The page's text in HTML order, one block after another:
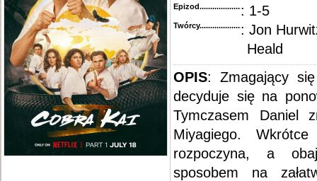
Epizod............................................
: 1-5
Twórcy...........................................
: Jon
Heald
OPIS: Zmagający
decyduje się na
Tymczasem Daniel
Miyagiego.
rozpoczyna, a
sposobem na